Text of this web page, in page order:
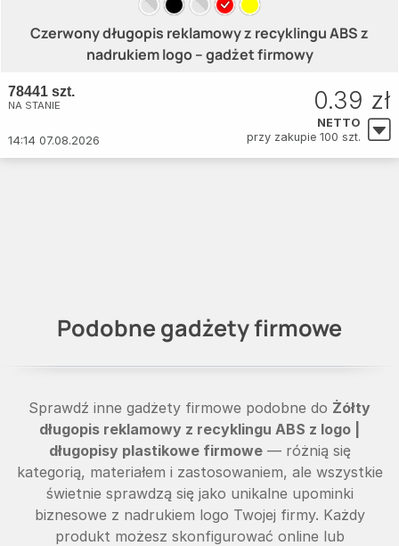
Czerwony długopis reklamowy z recyklingu ABS z
nadrukiem logo – gadżet firmowy
78441 szt.
NA STANIE
14:14 07.08.2026
0.39 zł
NETTO
przy zakupie 100 szt.
Podobne gadżety firmowe
Sprawdź inne gadżety firmowe podobne do Żółty
długopis reklamowy z recyklingu ABS z logo |
długopisy plastikowe firmowe— różnią się
kategorią, materiałem i zastosowaniem, ale wszystkie
świetnie sprawdzą się jako unikalne upominki
biznesowe z nadrukiem logo Twojej firmy. Każdy
produkt możesz skonfigurować online lub